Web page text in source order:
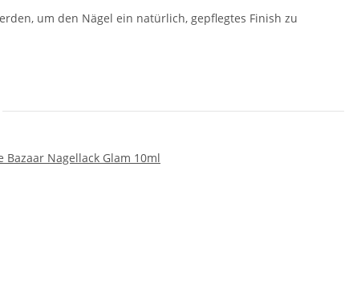
um den Nägel ein natürlich, gepflegtes Finish zu